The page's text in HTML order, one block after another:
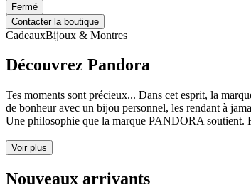
Fermé
Contacter la boutique
CadeauxBijoux & Montres
Découvrez Pandora
Tes moments sont précieux... Dans cet esprit, la
de bonheur avec un bijou personnel, les rendant à
Une philosophie que la marque PANDORA soutient.
Voir plus
Nouveaux arrivants